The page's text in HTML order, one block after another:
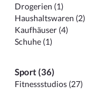
Drogerien (1)
Haushaltswaren (2)
Kaufhäuser (4)
Schuhe (1)
Sport (36)
Fitnessstudios (27)